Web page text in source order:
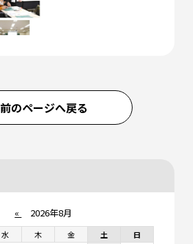
前のページへ戻る
« 2026年8月
水 木 金 土
日